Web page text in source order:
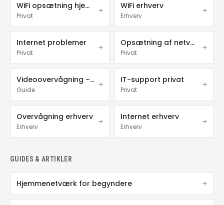
WiFi opsætning hjemme
Privat
WiFi erhverv
Erhverv
Internet problemer
Privat
Opsætning af netværk
Privat
Videoovervågning – privat & erhverv
Guide
IT-support privat
Privat
Overvågning erhverv
Erhverv
Internet erhverv
Erhverv
GUIDES & ARTIKLER
Hjemmenetværk for begyndere